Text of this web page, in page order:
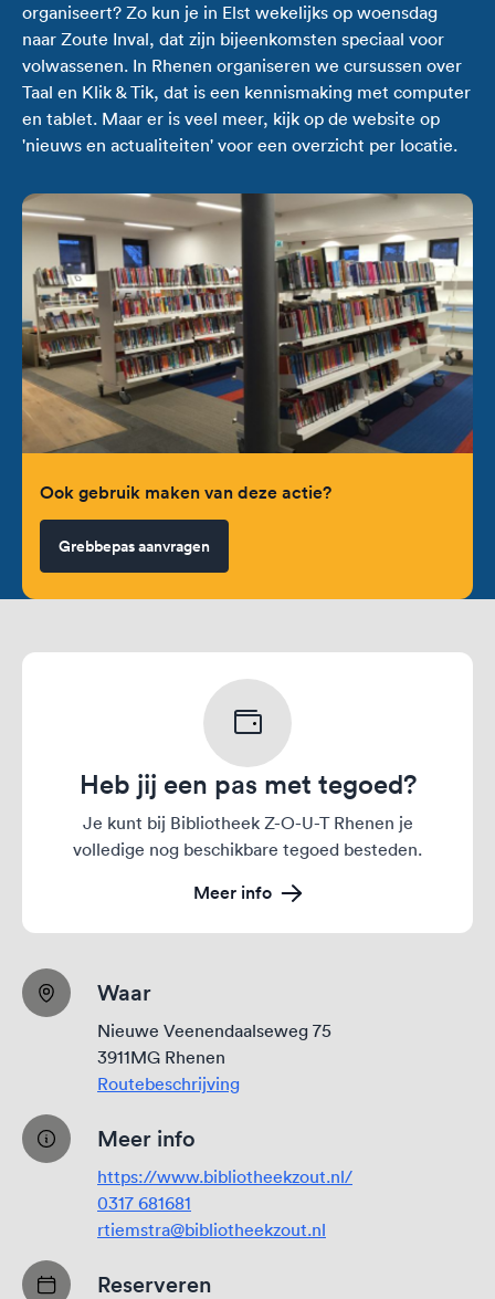
organiseert? Zo kun je in Elst wekelijks op woensdag
naar Zoute Inval, dat zijn bijeenkomsten speciaal voor
volwassenen. In Rhenen organiseren we cursussen over
Taal en Klik & Tik, dat is een kennismaking met computer
en tablet. Maar er is veel meer, kijk op de website op
'nieuws en actualiteiten' voor een overzicht per locatie.
Ook gebruik maken van deze actie?
Grebbepas aanvragen
Heb jij een pas met tegoed?
Je kunt bij Bibliotheek Z-O-U-T Rhenen je
volledige nog beschikbare tegoed besteden.
Meer info
Waar
Nieuwe Veenendaalseweg 75
3911MG Rhenen
Routebeschrijving
Meer info
https://www.bibliotheekzout.nl/
0317 681681
rtiemstra@bibliotheekzout.nl
Reserveren